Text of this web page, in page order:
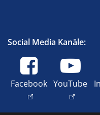
Social Media Kanäle:
Facebook YouTube